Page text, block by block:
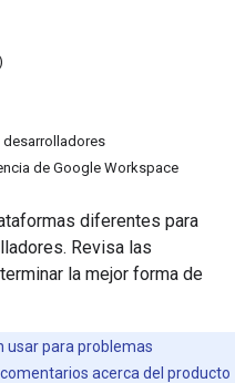
de Google Workspace
diferentes para
Revisa las
la mejor forma de
usar para problemas
comentarios acerca del producto